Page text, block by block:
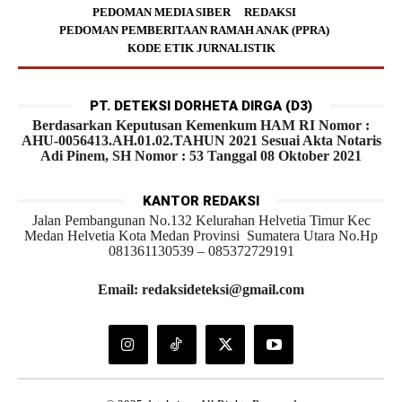
PEDOMAN MEDIA SIBER
REDAKSI
PEDOMAN PEMBERITAAN RAMAH ANAK (PPRA)
KODE ETIK JURNALISTIK
PT. DETEKSI DORHETA DIRGA (D3)
Berdasarkan Keputusan Kemenkum HAM RI Nomor :
AHU-0056413.AH.01.02.TAHUN 2021 Sesuai Akta Notaris
Adi Pinem, SH Nomor : 53 Tanggal 08 Oktober 2021
KANTOR REDAKSI
Jalan Pembangunan No.132 Kelurahan Helvetia Timur Kec
Medan Helvetia Kota Medan Provinsi Sumatera Utara No.Hp
081361130539 – 085372729191
Email: redaksideteksi@gmail.com